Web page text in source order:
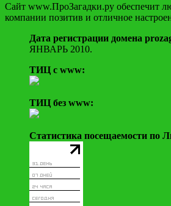
Сайт www.ПроЗагадки.ру обеспечит
компании позитив и отличное
Дата регистрации домена
ЯНВАРЬ 2010.
ТИЦ c www:
ТИЦ без www:
Статистика посещаемости по